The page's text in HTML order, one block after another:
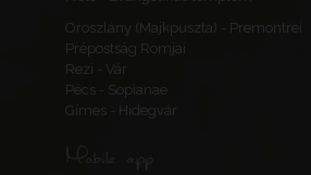
Oroszlány (Majkpuszta) - Premontrei
Prépostság Romjai
Rezi - Vár
Pécs - Sopianae
Gímes - Hidegvár
Mobile app